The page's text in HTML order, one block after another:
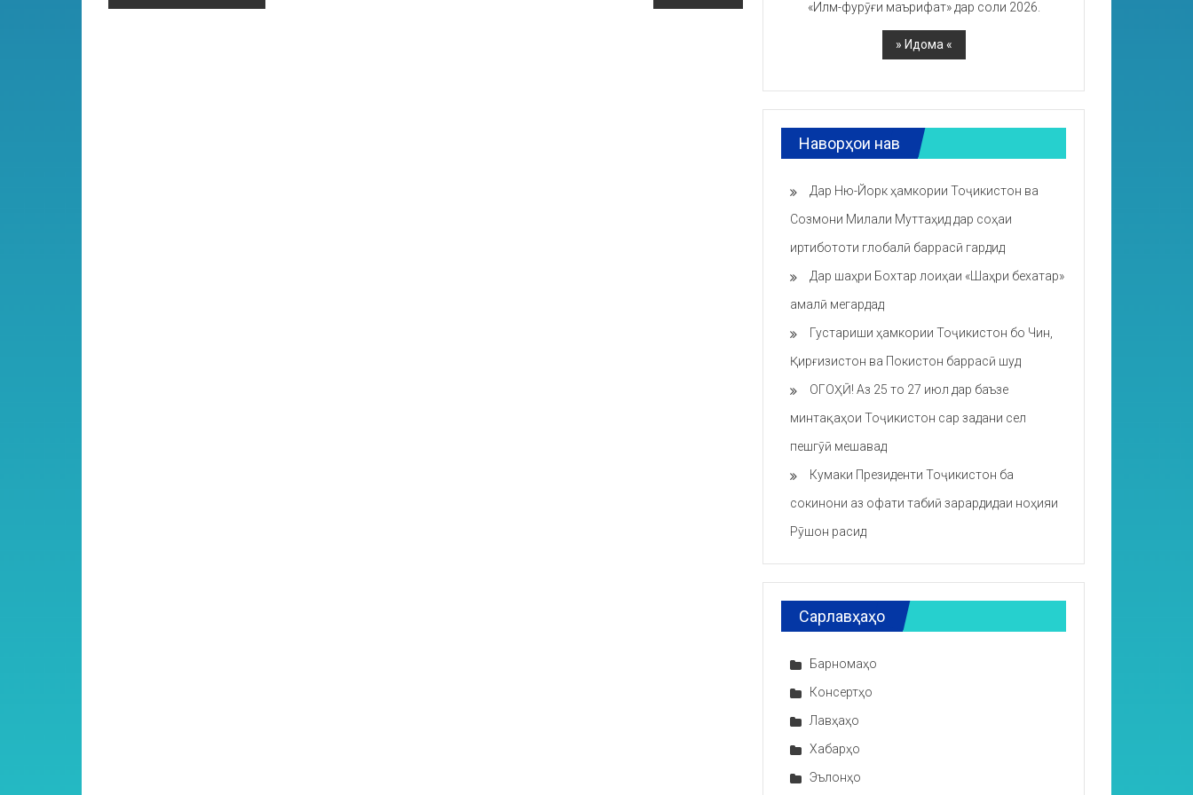
«Илм-фурӯғи маърифат» дар соли 2026.
Наворҳои нав
Дар Ню-Йорк ҳамкории Тоҷикистон ва
Созмони Милали Муттаҳид дар соҳаи
иртибототи глобалӣ баррасӣ гардид
Дар шаҳри Бохтар лоиҳаи «Шаҳри бехатар»
амалӣ мегардад
Густариши ҳамкории Тоҷикистон бо Чин,
Қирғизистон ва Покистон баррасӣ шуд
ОГОҲӢ! Аз 25 то 27 июл дар баъзе
минтақаҳои Тоҷикистон сар задани сел
пешгӯӣ мешавад
Кумаки Президенти Тоҷикистон ба
сокинони аз офати табиӣ зарардидаи ноҳияи
Рӯшон расид
Сарлавҳаҳо
Барномаҳо
Консертҳо
Лавҳаҳо
Хабарҳо
Эълонҳо